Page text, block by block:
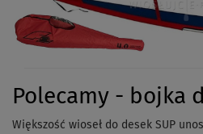
Polecamy - bojka
Większość wioseł do desek SUP